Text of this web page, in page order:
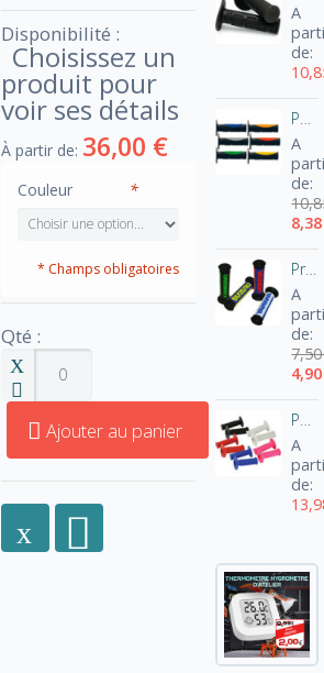
Disponibilité :
Choisissez un
produit pour
voir ses détails
À partir de: 36,00 €
*
Couleur
* Champs obligatoires
Qté :
Ajouter au panier
A
de:
Poignées Quad / Moto Dual Grip
A
de:
Protège-poignée
A
de:
Poignée motocross
A
de: